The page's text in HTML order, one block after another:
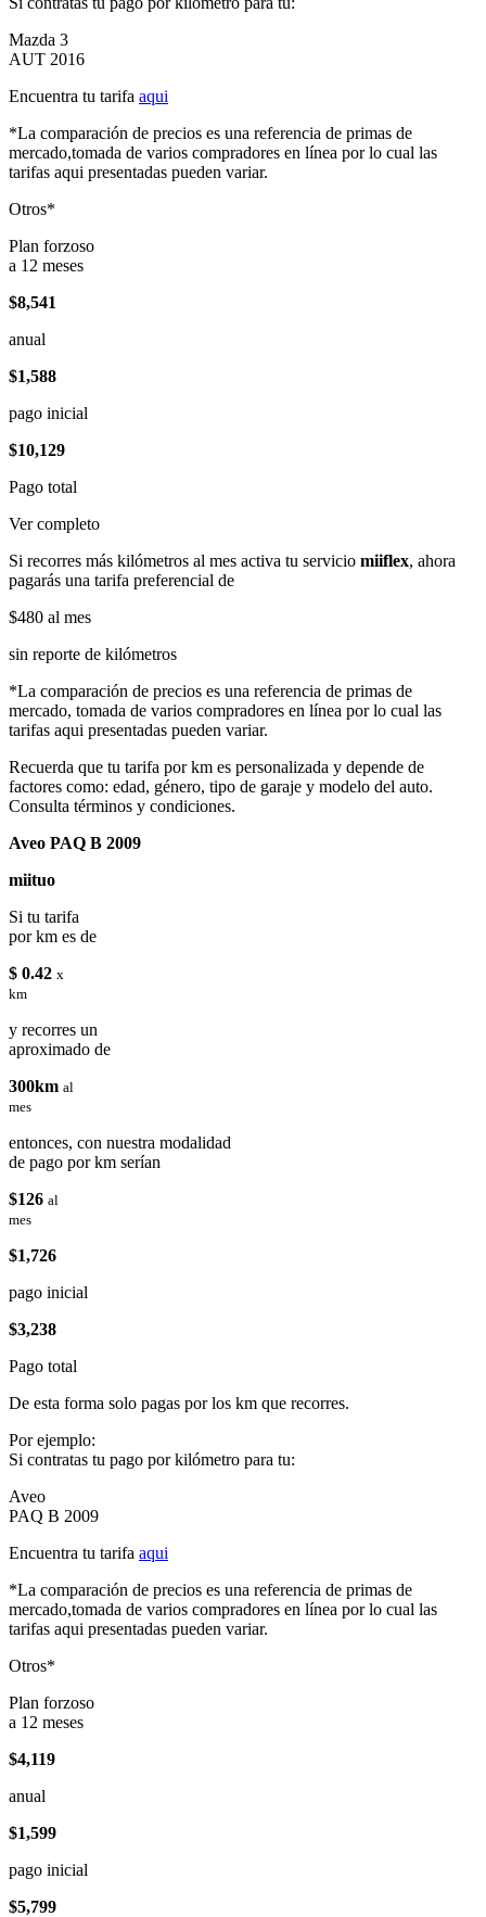
Mazda 3
AUT 2016
Encuentra tu tarifa aqui
*La comparación de precios es una referencia de primas de
mercado,tomada de varios compradores en línea por lo cual las
tarifas aqui presentadas pueden variar.
Otros*
Plan forzoso
a 12 meses
$8,541
anual
$1,588
pago inicial
$10,129
Pago total
Ver completo
Si recorres más kilómetros al mes activa tu servicio miiflex, ahora
pagarás una tarifa preferencial de
$480 al mes
sin reporte de kilómetros
*La comparación de precios es una referencia de primas de
mercado, tomada de varios compradores en línea por lo cual las
tarifas aqui presentadas pueden variar.
Recuerda que tu tarifa por km es personalizada y depende de
factores como: edad, género, tipo de garaje y modelo del auto.
Consulta términos y condiciones.
Aveo PAQ B 2009
miituo
Si tu tarifa
por km es de
$ 0.42 x
km
y recorres un
aproximado de
300km al
mes
entonces, con nuestra modalidad
de pago por km serían
$126 al
mes
$1,726
pago inicial
$3,238
Pago total
De esta forma solo pagas por los km que recorres.
Por ejemplo:
Si contratas tu pago por kilómetro para tu:
Aveo
PAQ B 2009
Encuentra tu tarifa aqui
*La comparación de precios es una referencia de primas de
mercado,tomada de varios compradores en línea por lo cual las
tarifas aqui presentadas pueden variar.
Otros*
Plan forzoso
a 12 meses
$4,119
anual
$1,599
pago inicial
$5,799